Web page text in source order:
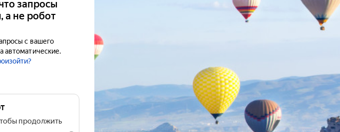
запросы
а не робот
с вашего
автоматические.
продолжить